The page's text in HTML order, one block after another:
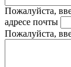
Пожалуйста,
адресе почты
Пожалуйста,